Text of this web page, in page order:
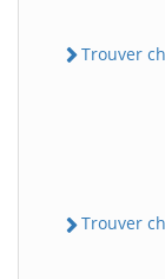
Trouver
Trouver